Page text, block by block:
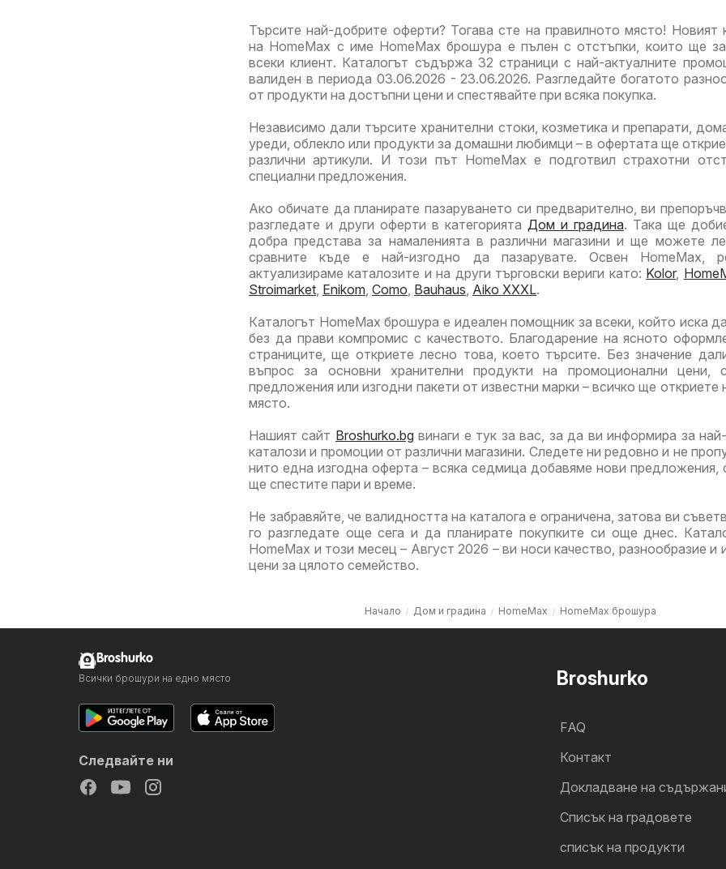
семейство
семейство
Търсите най-добрите оферти? Тогава сте на правилното място! Новият
на HomeMax с име HomeMax брошура е пълен с отстъпки, които ще
всеки клиент. Каталогът съдържа 32 страници с най-актуалните
валиден в периода 03.06.2026 - 23.06.2026. Разгледайте богатото
от продукти на достъпни цени и спестявайте при всяка покупка.
Независимо дали търсите хранителни стоки, козметика и препарати,
уреди, облекло или продукти за домашни любимци – в офертата ще
различни артикули. И този път HomeMax е подготвил страхотни
специални предложения.
Ако обичате да планирате пазаруването си предварително, ви
разгледате и други оферти в категорията Дом и градина. Така ще
добра представа за намаленията в различни магазини и ще можете
сравните къде е най-изгодно да пазарувате. Освен HomeMax,
актуализираме каталозите и на други търговски вериги като: Kolor,
Stroimarket, Enikom, Como, Bauhaus, Aiko XXXL.
Каталогът HomeMax брошура е идеален помощник за всеки, който иска
без да прави компромис с качеството. Благодарение на ясното
страниците, ще откриете лесно това, което търсите. Без значение
въпрос за основни хранителни продукти на промоционални цени,
предложения или изгодни пакети от известни марки – всичко ще откриете
място.
Нашият сайт Broshurko.bgвинаги е тук за вас, за да ви информира за
каталози и промоции от различни магазини. Следете ни редовно и не
нито една изгодна оферта – всяка седмица добавяме нови предложения,
ще спестите пари и време.
Не забравяйте, че валидността на каталога е ограничена, затова ви
го разгледате още сега и да планирате покупките си още днес.
HomeMax и този месец – Август 2026 – ви носи качество, разнообразие и
цени за цялото семейство.
Начало Дом и градина HomeMax HomeMax брошура
Broshurko
FAQ
Контакт
Докладване на
Cписък на градовете
списък на продукти
Broshurko
Всички брошури на едно място
Следвайте ни